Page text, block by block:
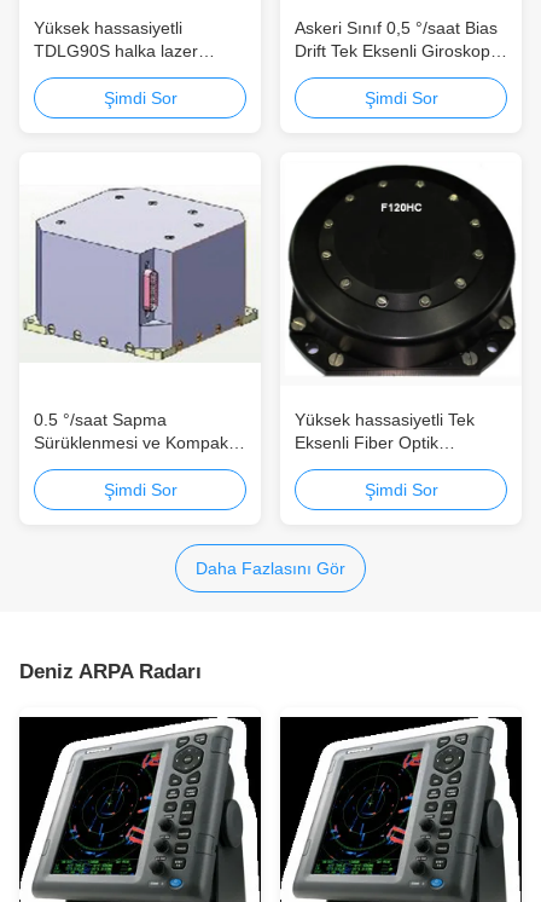
Yüksek hassasiyetli
TDLG90S halka lazer
gyroskopu, 0,002°/h
önyargı istikrarı ve geniş
dinamik aralığı
Şimdi Sor
Askeri Sınıf 0,5 °/saat Bias
Drift Tek Eksenli Giroskop
±500°/s Aralıklı Fiber Optik
Giroskop Şimdi Sor
0.5 °/saat Sapma
Sürüklenmesi ve Kompakt
Tasarıma Sahip Yüksek
Doğruluklu Üç Eksenli Fiber
Optik Jiroskop
Şimdi Sor
Yüksek hassasiyetli Tek
Eksenli Fiber Optik
Giroskop, 0,002 °/saat
önyargı sürüklenmesi ve
±300 °/s açısal hız
Şimdi Sor
Daha Fazlasını Gör
Deniz ARPA Radarı